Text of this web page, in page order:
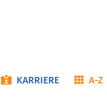
KARRIERE A-Z